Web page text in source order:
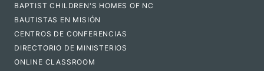
BAPTIST CHILDREN'S HOMES OF NC
BAUTISTAS EN MISIÓN
CENTROS DE CONFERENCIAS
DIRECTORIO DE MINISTERIOS
ONLINE CLASSROOM